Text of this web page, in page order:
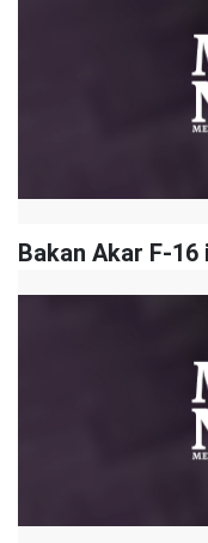
Bakan Akar F-